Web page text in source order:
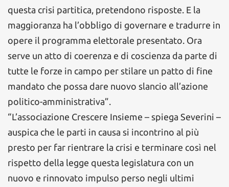
questa crisi partitica, pretendono risposte. E la
maggioranza ha l’obbligo di governare e tradurre in
opere il programma elettorale presentato. Ora
serve un atto di coerenza e di coscienza da parte di
tutte le forze in campo per stilare un patto di fine
mandato che possa dare nuovo slancio all’azione
politico-amministrativa”.
“L’associazione Crescere Insieme – spiega Severini –
auspica che le parti in causa si incontrino al più
presto per far rientrare la crisi e terminare così nel
rispetto della legge questa legislatura con un
nuovo e rinnovato impulso perso negli ultimi